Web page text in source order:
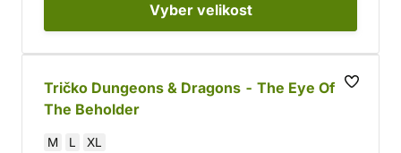
Vyber velikost
Tričko Dungeons & Dragons - The Eye Of
The Beholder
M L XL